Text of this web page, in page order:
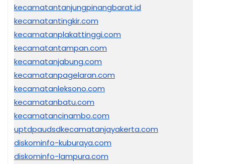
kecamatantanjungpinangbarat.id
kecamatantingkir.com
kecamatanplakattinggi.com
kecamatantampan.com
kecamatanjabung.com
kecamatanpagelaran.com
kecamatanleksono.com
kecamatanbatu.com
kecamatancinambo.com
uptdpaudsdkecamatanjayakerta.com
diskominfo-kuburaya.com
diskominfo-lampura.com